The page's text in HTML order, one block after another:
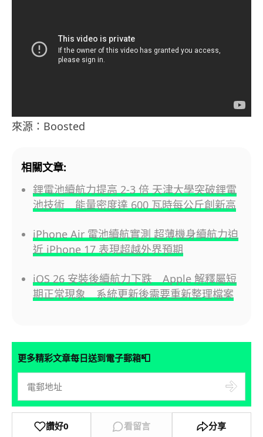
來源：Boosted
相關文章:
鋰電池續航力提高 2-3 倍 天津大學突破鋰電
池技術 能量密度達 600 瓦時每公斤創新高
iPhone Air 電池續航實測 超薄機身續航力迫
近 iPhone 17 表現超越外界預期
iOS 26 安裝後續航力下跌 Apple 解釋屬短
期正常現象 系統更新後需要重新整理檔案
更多精彩文章每日送到電子郵箱📮
讚好0 看留言 分享